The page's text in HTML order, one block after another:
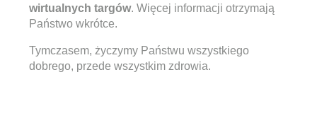
wirtualnych targów. Więcej informacji otrzymają
Państwo wkrótce.
Tymczasem, życzymy Państwu wszystkiego
dobrego, przede wszystkim zdrowia.